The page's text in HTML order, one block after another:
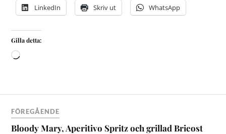
LinkedIn Skriv ut WhatsApp
Gilla detta:
FÖREGÅENDE
Bloody Mary, Aperitivo Spritz och grillad Brieost